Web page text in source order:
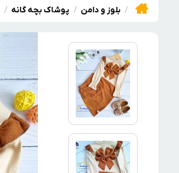
بلوز و دامن پوشاک بچه گانه